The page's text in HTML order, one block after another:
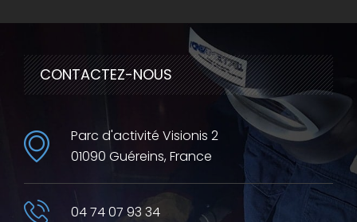
CONTACTEZ-NOUS
Parc d'activité Visionis 2
01090 Guéreins, France
04 74 07 93 34